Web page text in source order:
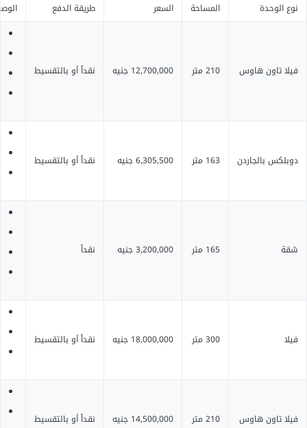
نوع الوحدة المساحة السعر طريقة الدفع
فيلا تاون هاوس 210 متر 12,700,000 جنيه نقداً أو بالتقسيط
دوبلكس بالجاردن 163 متر 6,305,500 جنيه نقداً أو بالتقسيط
شقة 165 متر 3,200,000 جنيه نقداً
فيلا 300 متر 18,000,000 جنيه نقداً أو بالتقسيط
فيلا تاون هاوس 210 متر 14,500,000 جنيه نقداً أو بالتقسيط